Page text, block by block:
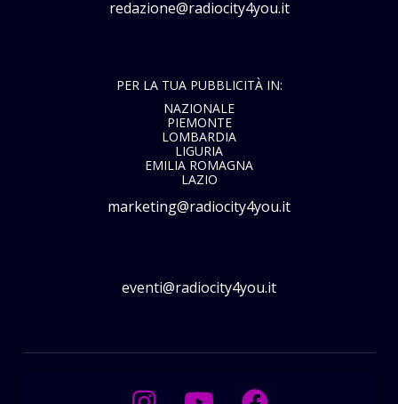
redazione@radiocity4you.it
PER LA TUA PUBBLICITÀ IN:
NAZIONALE
PIEMONTE
LOMBARDIA
LIGURIA
EMILIA ROMAGNA
LAZIO
marketing@radiocity4you.it
eventi@radiocity4you.it